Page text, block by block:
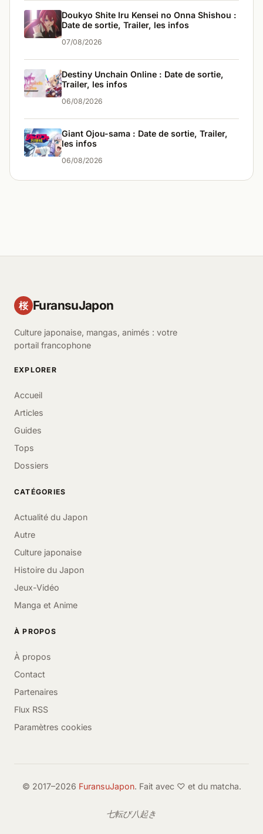
Doukyo Shite Iru Kensei no Onna Shishou :
Date de sortie, Trailer, les infos
07/08/2026
Destiny Unchain Online : Date de sortie,
Trailer, les infos
06/08/2026
Giant Ojou-sama : Date de sortie, Trailer,
les infos
06/08/2026
桜 FuransuJapon
Culture japonaise, mangas, animés : votre
portail francophone
EXPLORER
Accueil
Articles
Guides
Tops
Dossiers
CATÉGORIES
Actualité du Japon
Autre
Culture japonaise
Histoire du Japon
Jeux-Vidéo
Manga et Anime
À PROPOS
À propos
Contact
Partenaires
Flux RSS
Paramètres cookies
© 2017–2026 FuransuJapon. Fait avec ♡ et du matcha.
七転び八起き